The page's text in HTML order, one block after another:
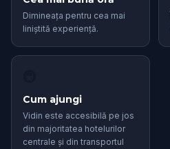
Dimineața pentru cea mai
liniștită experiență.
Cum ajungi
Vidin este accesibilă pe jos
din majoritatea hotelurilor
centrale și din transportul